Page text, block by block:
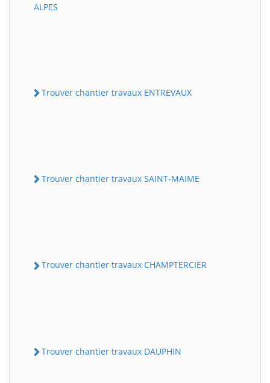
ALPES
Trouver chantier travaux ENTREVAUX
Trouver chantier travaux SAINT-MAIME
Trouver chantier travaux CHAMPTERCIER
Trouver chantier travaux DAUPHIN